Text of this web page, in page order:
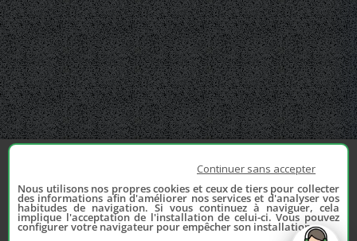
Continuer sans accepter
Nous utilisons nos propres cookies et ceux de tiers pour collecter
des informations afin d'améliorer nos services et d'analyser vos
habitudes de navigation. Si vous continuez à naviguer, cela
implique l'acceptation de l'installation de celui-ci. Vous pouvez
configurer votre navigateur pour empêcher son installation.